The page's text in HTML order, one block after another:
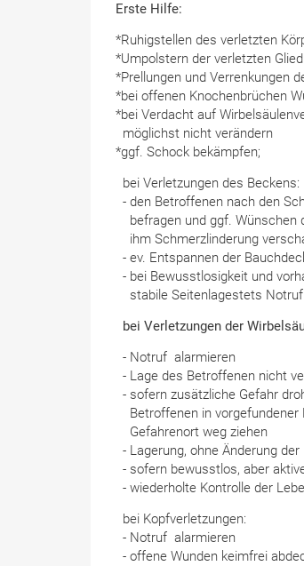
Erste Hilfe:
*Ruhigstellen des verletzten
*Umpolstern der verletzten
*Prellungen und Verrenkungen
*bei offenen Knochenbrüchen
*bei Verdacht auf
möglichst nicht verändern
*ggf. Schock bekämpfen;
bei Verletzungen des Beckens:
- den Betroffenen nach den
befragen und ggf. Wünschen
ihm Schmerzlinderung
- ev. Entspannen der
- bei Bewusstlosigkeit und
stabile Seitenlagestets Notruf
bei Verletzungen der
- Notruf alarmieren
- Lage des Betroffenen nicht
- sofern zusätzliche Gefahr
Betroffenen in vorgefundener
Gefahrenort weg ziehen
- Lagerung, ohne Änderung
- sofern bewusstlos, aber
- wiederholte Kontrolle der
bei Kopfverletzungen:
- Notruf alarmieren
- offene Wunden keimfrei